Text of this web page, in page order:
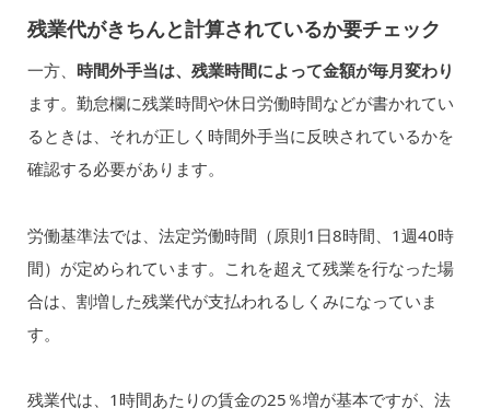
残業代がきちんと計算されているか要チェック
一方、 時間外手当は、残業時間によって金額が毎月変わり
ます。勤怠欄に残業時間や休日労働時間などが書かれてい
るときは、それが正しく時間外手当に反映されているかを
確認する必要があります。
労働基準法では、法定労働時間（原則1日8時間、1週40時
間）が定められています。これを超えて残業を行なった場
合は、割増した残業代が支払われるしくみになっていま
す。
残業代は、1時間あたりの賃金の25％増が基本ですが、法